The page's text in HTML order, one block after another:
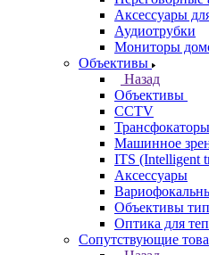
Аксессуары
Аудиотрубки
Мониторы
Объективы
Назад
Объективы
CCTV
Трансфокаторы
Машинное
ITS (Intelligent
Аксессуары
Объективы
Оптика для
Сопутствующие